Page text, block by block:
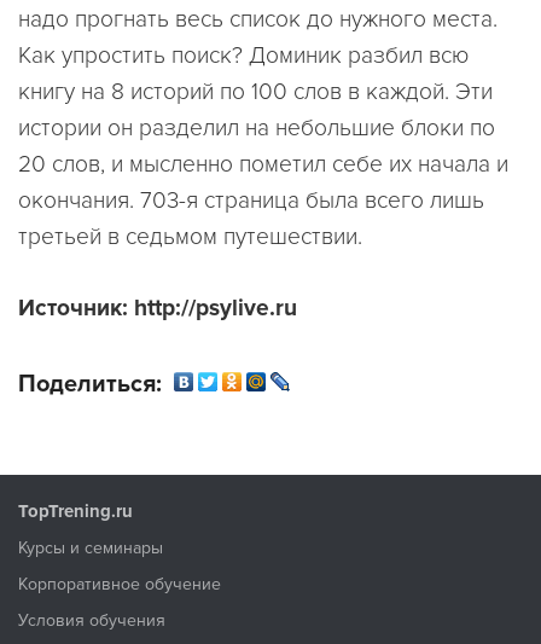
надо прогнать весь список до нужного места.
Как упростить поиск? Доминик разбил всю
книгу на 8 историй по 100 слов в каждой. Эти
истории он разделил на небольшие блоки по
20 слов, и мысленно пометил себе их начала и
окончания. 703-я страница была всего лишь
третьей в седьмом путешествии.
Источник: http://psylive.ru
Поделиться:
TopTrening.ru
Курсы и семинары
Корпоративное обучение
Условия обучения